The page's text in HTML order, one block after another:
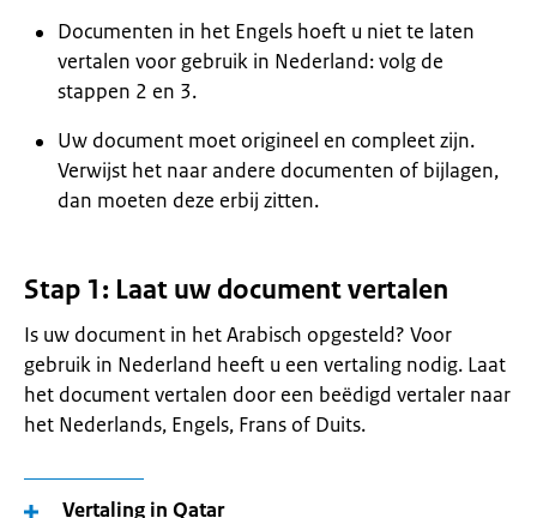
Documenten in het Engels hoeft u niet te laten
vertalen voor gebruik in Nederland: volg de
stappen 2 en 3.
Uw document moet origineel en compleet zijn.
Verwijst het naar andere documenten of bijlagen,
dan moeten deze erbij zitten.
Stap 1: Laat uw document vertalen
Is uw document in het Arabisch opgesteld? Voor
gebruik in Nederland heeft u een vertaling nodig. Laat
het document vertalen door een beëdigd vertaler naar
het Nederlands, Engels, Frans of Duits.
Vertaling in Qatar